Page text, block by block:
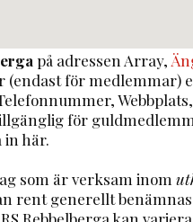
på adressen Array,
för medlemmar)
för
in här.
som är verksam inom
rent generellt